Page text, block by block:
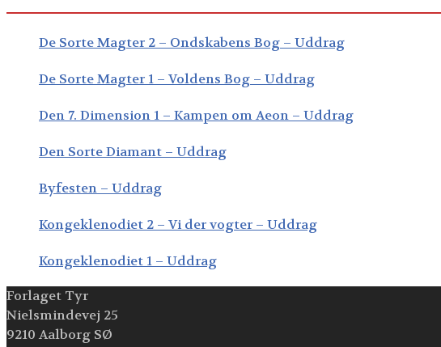
De Sorte Magter 2 – Ondskabens Bog – Uddrag
De Sorte Magter 1 – Voldens Bog – Uddrag
Den 7. Dimension 1 – Kampen om Aeon – Uddrag
Den Sorte Diamant – Uddrag
Byfesten – Uddrag
Kongeklenodiet 2 – Vi der vogter – Uddrag
Kongeklenodiet 1 – Uddrag
Forlaget Tyr
Nielsmindevej 25
9210 Aalborg SØ